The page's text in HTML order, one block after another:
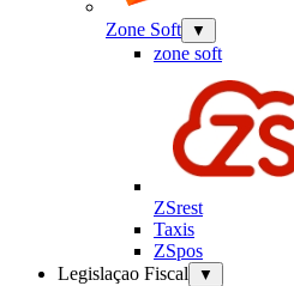
Zone Soft ▼
zone soft
ZSrest
Taxis
ZSpos
Legislaçao Fiscal
▼